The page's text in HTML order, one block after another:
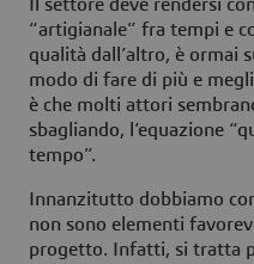
Il settore deve rendersi
“artigianale” fra tempi e
qualità dall’altro, è ormai
modo di fare di più e
è che molti attori
sbagliando, l’equazione
tempo”.
Innanzitutto dobbiamo
non sono elementi
progetto. Infatti, si tratta